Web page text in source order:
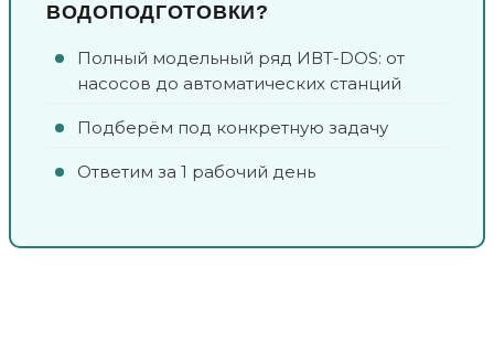
ВОДОПОДГОТОВКИ?
Полный модельный ряд ИВТ-DOS: от
насосов до автоматических станций
Подберём под конкретную задачу
Ответим за 1 рабочий день